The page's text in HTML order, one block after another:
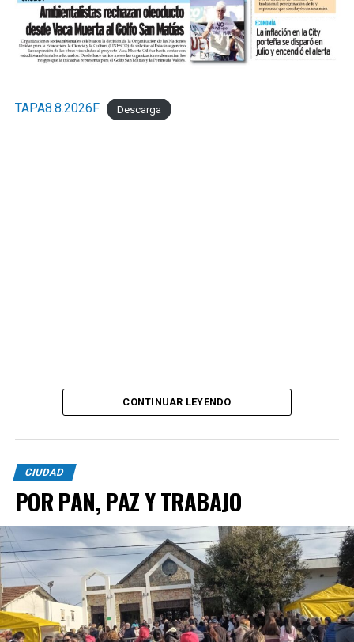
TAPA8.8.2026F Descarga
CONTINUAR LEYENDO
CIUDAD
POR PAN, PAZ Y TRABAJO